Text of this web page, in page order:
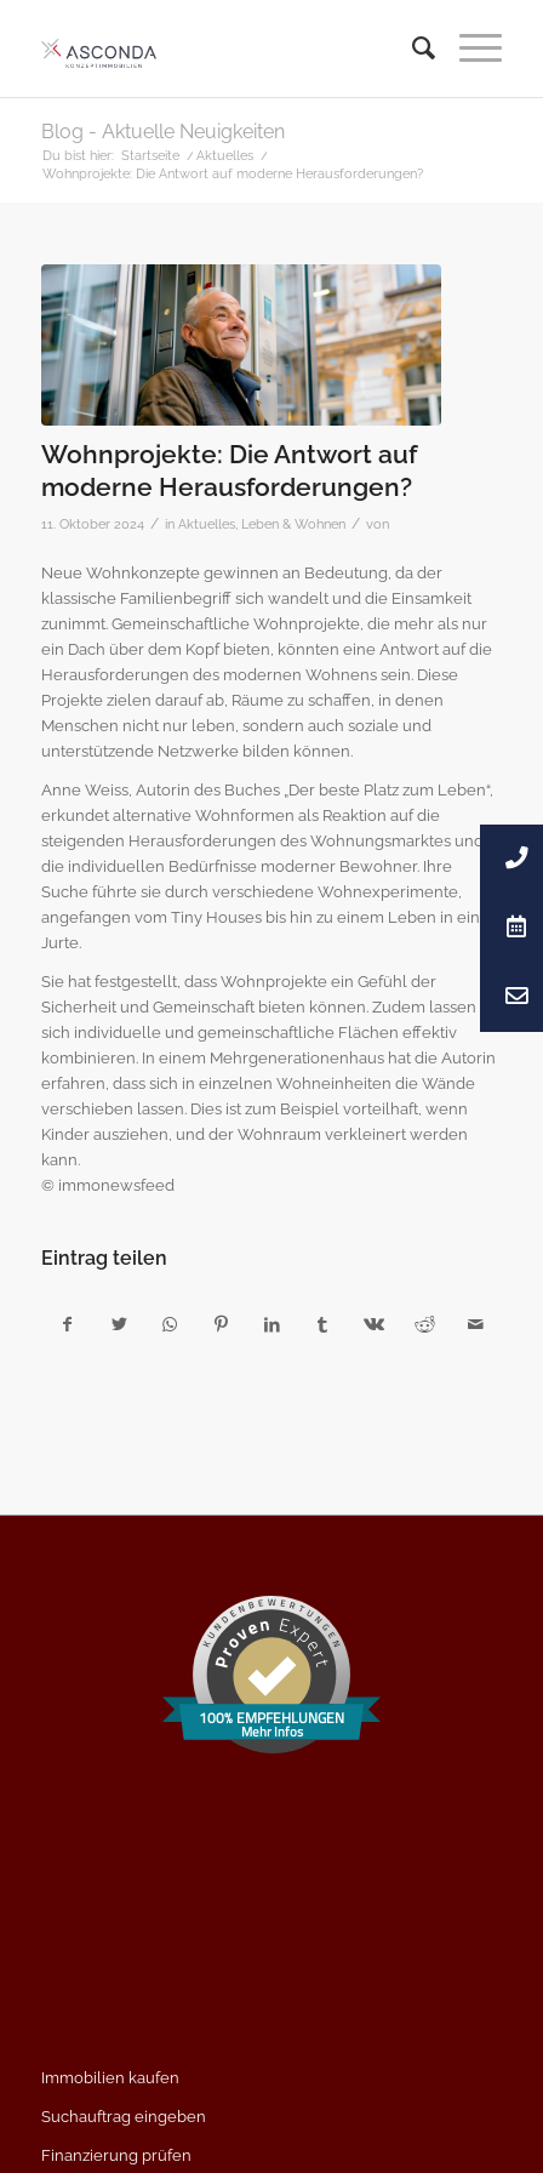
Blog - Aktuelle Neuigkeiten
Du bist hier: Startseite / Aktuelles /
Wohnprojekte: Die Antwort auf moderne Herausforderungen?
Wohnprojekte: Die Antwort auf
moderne Herausforderungen?
11. Oktober 2024 / in Aktuelles, Leben & Wohnen / von
Neue Wohnkonzepte gewinnen an Bedeutung, da der
klassische Familienbegriff sich wandelt und die Einsamkeit
zunimmt. Gemeinschaftliche Wohnprojekte, die mehr als nur
ein Dach über dem Kopf bieten, könnten eine Antwort auf die
Herausforderungen des modernen Wohnens sein. Diese
Projekte zielen darauf ab, Räume zu schaffen, in denen
Menschen nicht nur leben, sondern auch soziale und
unterstützende Netzwerke bilden können.
Anne Weiss, Autorin des Buches „Der beste Platz zum Leben“,
erkundet alternative Wohnformen als Reaktion auf die
steigenden Herausforderungen des Wohnungsmarktes und
die individuellen Bedürfnisse moderner Bewohner. Ihre
Suche führte sie durch verschiedene Wohnexperimente,
angefangen vom Tiny Houses bis hin zu einem Leben in einer
Jurte.
Sie hat festgestellt, dass Wohnprojekte ein Gefühl der
Sicherheit und Gemeinschaft bieten können. Zudem lassen
sich individuelle und gemeinschaftliche Flächen effektiv
kombinieren. In einem Mehrgenerationenhaus hat die Autorin
erfahren, dass sich in einzelnen Wohneinheiten die Wände
verschieben lassen. Dies ist zum Beispiel vorteilhaft, wenn
Kinder ausziehen, und der Wohnraum verkleinert werden
kann.
© immonewsfeed
Eintrag teilen
100% EMPFEHLUNGEN
Mehr Infos
Immobilien kaufen
Suchauftrag eingeben
Finanzierung prüfen